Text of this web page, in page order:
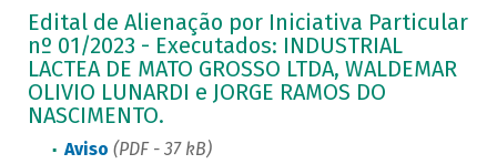
Edital de Alienação por Iniciativa Particular
nº 01/2023 - Executados: INDUSTRIAL
LACTEA DE MATO GROSSO LTDA, WALDEMAR
OLIVIO LUNARDI e JORGE RAMOS DO
NASCIMENTO.
Aviso (PDF - 37 kB)